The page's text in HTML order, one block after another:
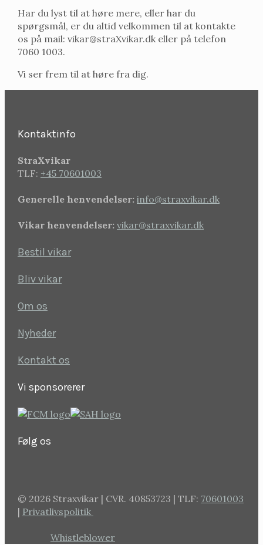
Har du lyst til at høre mere, eller har du
spørgsmål, er du altid velkommen til at kontakte
os på mail: vikar@straXvikar.dk eller på telefon
7060 1003.
Vi ser frem til at høre fra dig.
Kontaktinfo
StraXvikar
TLF: +45 70601003
Generelle henvendelser: info@straxvikar.dk
Vikar henvendelser: vikar@straxvikar.dk
Bestil vikar
Bliv vikar
Om os
Nyheder
Kontakt os
Vi sponsorerer
Følg os
© 2026 Straxvikar | CVR. 40853723 | TLF: 70601003
| Privatlivspolitik
Whistleblower